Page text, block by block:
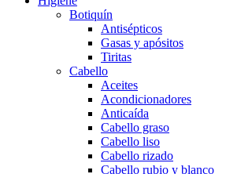
Botiquín
Antisépticos
Gasas y apósitos
Tiritas
Cabello
Aceites
Acondicionadores
Anticaída
Cabello graso
Cabello liso
Cabello rizado
Cabello rubio y blanco